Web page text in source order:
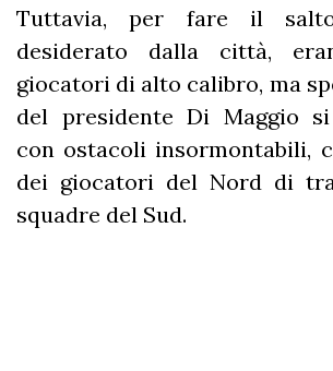
Tuttavia, per fare il
desiderato dalla città,
giocatori di alto calibro, ma
del presidente Di Maggio
con ostacoli insormontabili,
dei giocatori del Nord di
squadre del Sud.